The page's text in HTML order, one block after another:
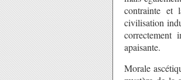
contrainte et
civilisation
correctement
apaisante.
Morale